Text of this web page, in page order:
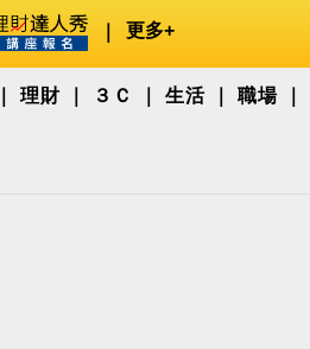
更多+
理財 ３Ｃ 生活 職場